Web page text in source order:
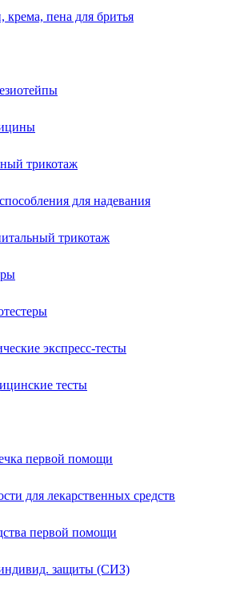
крема, пена для бритья
трикотаж
для надевания
трикотаж
экспресс-тесты
тесты
первой помощи
для лекарственных средств
первой помощи
защиты (СИЗ)